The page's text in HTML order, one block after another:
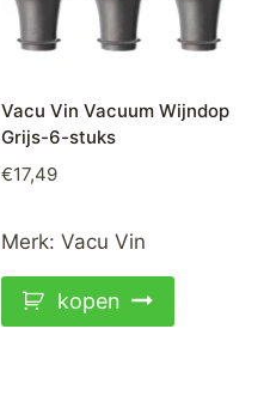
Vacu Vin Vacuum Wijndop
Grijs-6-stuks
€17,49
Merk: Vacu Vin
kopen